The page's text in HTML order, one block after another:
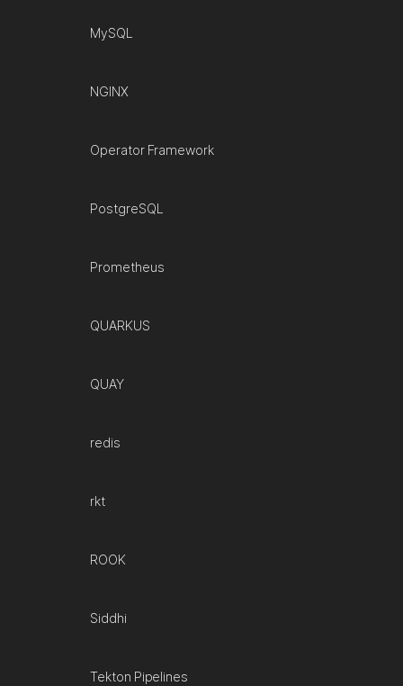
MySQL
NGINX
Operator Framework
PostgreSQL
Prometheus
QUARKUS
QUAY
redis
rkt
ROOK
Siddhi
Tekton Pipelines